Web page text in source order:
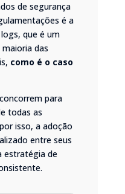
de segurança
é a
que é um
das
como é o caso
para
todas as
isso, a adoção
entre seus
estratégia de